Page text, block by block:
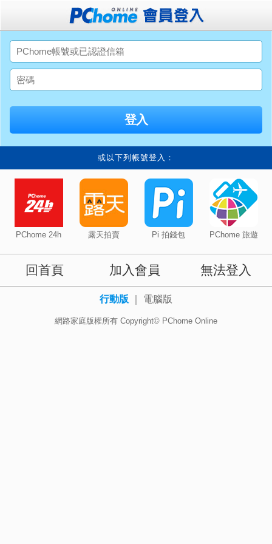
或以下列帳號登入：
PChome 24h 露天拍賣 Pi 拍錢包 PChome 旅遊
回首頁 加入會員 無法登入
行動版 電腦版
網路家庭版權所有 Copyright© PChome Online